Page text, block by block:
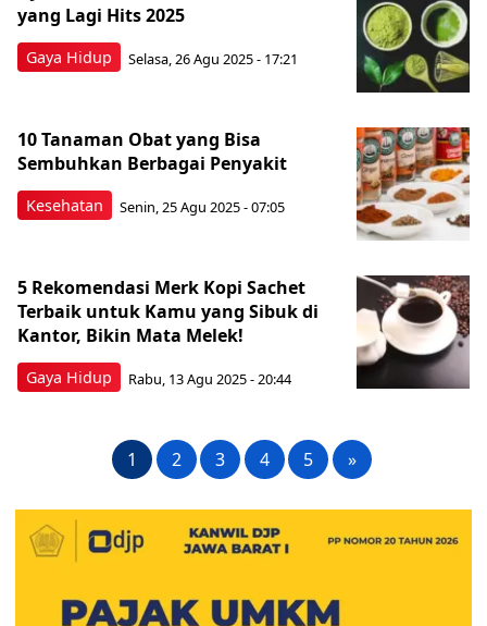
Gaya Hidup
yang Lagi Hits 2025
Selasa, 26 Agu 2025 - 17:21
Kesehatan
10 Tanaman Obat yang Bisa
Sembuhkan Berbagai Penyakit
Senin, 25 Agu 2025 - 07:05
Gaya Hidup
5 Rekomendasi Merk Kopi Sachet
Terbaik untuk Kamu yang Sibuk di
Kantor, Bikin Mata Melek!
Rabu, 13 Agu 2025 - 20:44
1 2 3 4 5 »